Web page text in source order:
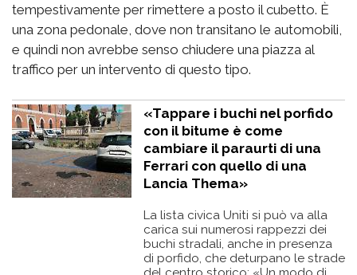
tempestivamente per rimettere a posto il cubetto. È
una zona pedonale, dove non transitano le automobili,
e quindi non avrebbe senso chiudere una piazza al
traffico per un intervento di questo tipo.
«Tappare i buchi nel porfido
con il bitume è come
cambiare il paraurti di una
Ferrari con quello di una
Lancia Thema»
La lista civica Uniti si può va alla
carica sui numerosi rappezzi dei
buchi stradali, anche in presenza
di porfido, che deturpano le strade